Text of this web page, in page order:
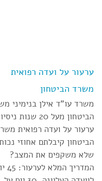
ערעור על ועדה רפואית
משרד הביטחון
משרד עו”ד אילן בנימיני
הביטחון מעל 20 שנות
ערעור על ועדה רפואית
הביטחון קיבלתם אחוזי
שלא משקפים את המצב?
המדריך